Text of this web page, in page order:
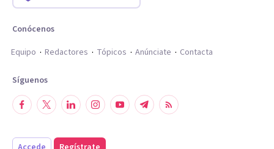
Conócenos
Equipo
Redactores Tópicos Anúnciate Contacta
Síguenos